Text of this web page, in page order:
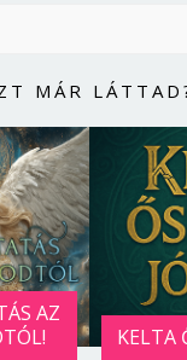
MÁR
AZ
KELTA
felhasználónév